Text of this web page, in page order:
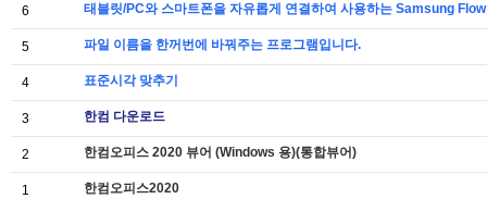
6 태블릿/PC와 스마트폰을 자유롭게 연결하여 사용하는 Samsung Flow
5 파일 이름을 한꺼번에 바꿔주는 프로그램입니다.
4 표준시각 맞추기
3 한컴 다운로드
2 한컴오피스 2020 뷰어 (Windows 용)(통합뷰어)
1 한컴오피스2020